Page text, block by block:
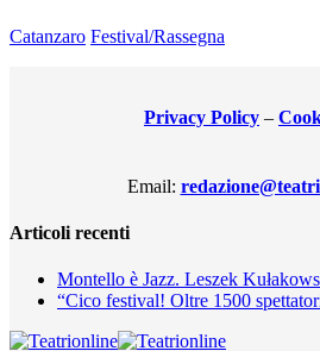
Catanzaro Festival/Rassegna
Privacy Policy –
Email:
Articoli recenti
Montello è Jazz. Leszek
“Cico festival! Oltre 1500